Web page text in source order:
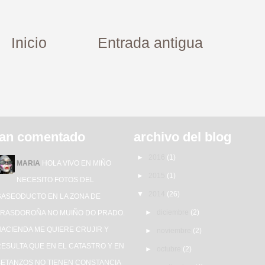
Entrada antigua
Inicio
comentado
MARIA HOLA VIVO EN MIÑO
NECESITO FOTOS DEL
EN LA ZONA DE
NO MUIÑO DO PRADO.
ME QUIERE CRUJIR Y
QUE EN EL CATASTRO Y EN
NO TIENEN CONSTANCIA
archivo del blog
► (1)
► (1)
▼ (26)
► (2)
► (2)
► (2)